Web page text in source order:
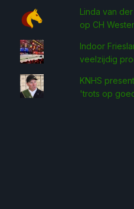
Linda van
op CH
Indoor
veelzijdig
KNHS
'trots op